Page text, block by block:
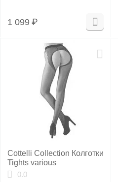
1 099 ₽
Cottelli Collection Колготки
Tights various
0.0